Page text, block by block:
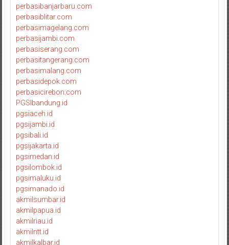
perbasibanjarbaru.com
perbasiblitar.com
perbasimagelang.com
perbasijambi.com
perbasiserang.com
perbasitangerang.com
perbasimalang.com
perbasidepok.com
perbasicirebon.com
PGSIbandung.id
pgsiaceh.id
pgsijambi.id
pgsibali.id
pgsijakarta.id
pgsimedan.id
pgsilombok.id
pgsimaluku.id
pgsimanado.id
akmilsumbar.id
akmilpapua.id
akmilriau.id
akmilntt.id
akmilkalbar.id